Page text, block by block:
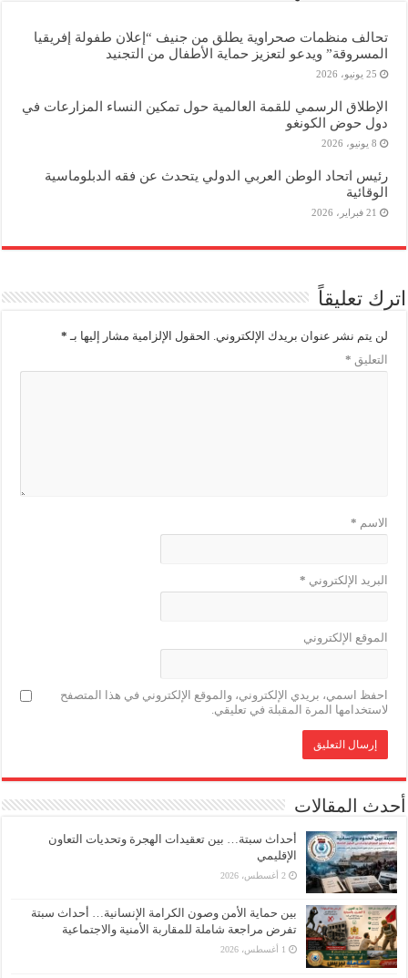
تحالف منظمات صحراوية يطلق من جنيف “إعلان طفولة إفريقيا
المسروقة” ويدعو لتعزيز حماية الأطفال من التجنيد
25 يونيو، 2026
الإطلاق الرسمي للقمة العالمية حول تمكين النساء المزارعات في
دول حوض الكونغو
8 يونيو، 2026
رئيس اتحاد الوطن العربي الدولي يتحدث عن فقه الدبلوماسية
الوقائية
21 فبراير، 2026
اترك تعليقاً
لن يتم نشر عنوان بريدك الإلكتروني. الحقول الإلزامية مشار إليها بـ *
التعليق *
الاسم *
البريد الإلكتروني *
الموقع الإلكتروني
احفظ اسمي، بريدي الإلكتروني، والموقع الإلكتروني في هذا المتصفح
لاستخدامها المرة المقبلة في تعليقي.
أحدث المقالات
أحداث سبتة… بين تعقيدات الهجرة وتحديات التعاون
الإقليمي
2 أغسطس، 2026
بين حماية الأمن وصون الكرامة الإنسانية… أحداث سبتة
تفرض مراجعة شاملة للمقاربة الأمنية والاجتماعية
1 أغسطس، 2026